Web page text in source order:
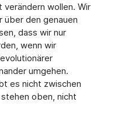
verändern wollen. Wir
über den genauen
dass wir nur
wenn wir
umgehen.
es nicht zwischen
oben, nicht